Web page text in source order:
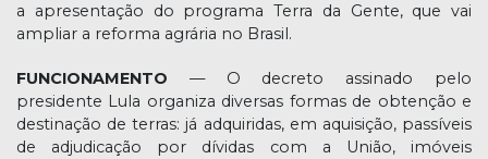
a apresentação do programa Terra da Gente, que vai
ampliar a reforma agrária no Brasil.
FUNCIONAMENTO — O decreto assinado pelo
presidente Lula organiza diversas formas de obtenção e
destinação de terras: já adquiridas, em aquisição, passíveis
de adjudicação por dívidas com a União, imóveis